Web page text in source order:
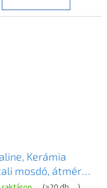
Kerámia
mosdó, átmérő
fehér, 40150